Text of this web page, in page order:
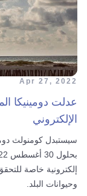
Apr 27, 2022
عدلت دومينيكا
الإلكتروني
سيستبدل كومنولث
إلكترونية خاصة
وحيوانات البلد.